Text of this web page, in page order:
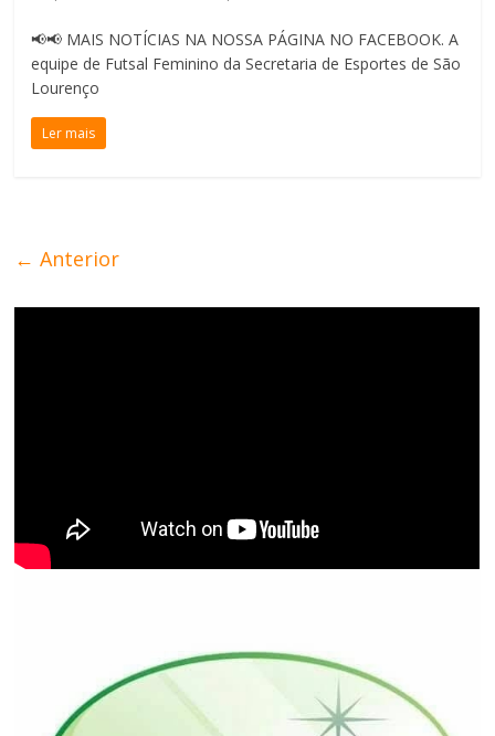
📢📢 MAIS NOTÍCIAS NA NOSSA PÁGINA NO FACEBOOK. A
equipe de Futsal Feminino da Secretaria de Esportes de São
Lourenço
Ler mais
← Anterior